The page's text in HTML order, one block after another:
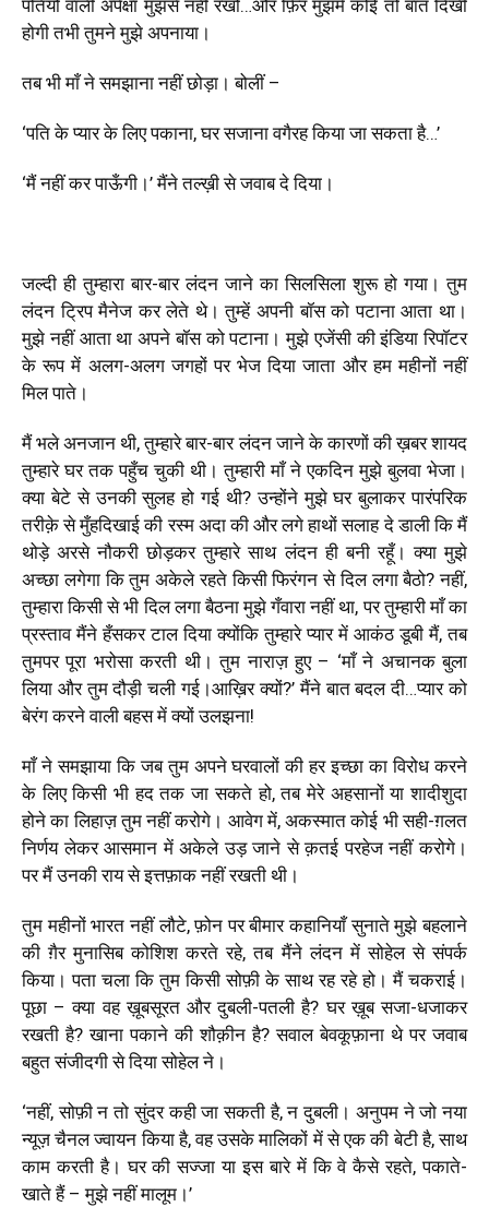
पतियों वाली अपेक्षा मुझसे नहीं रखो…और फ़िर मुझमें कोई तो बात दिखी
होगी तभी तुमने मुझे अपनाया।
तब भी माँ ने समझाना नहीं छोड़ा। बोलीं –
‘पति के प्यार के लिए पकाना, घर सजाना वगैरह किया जा सकता है…’
‘मैं नहीं कर पाऊँगी।’मैंने तल्ख़ी से जवाब दे दिया।
जल्दी ही तुम्हारा बार-बार लंदन जाने का सिलसिला शुरू हो गया। तुम
लंदन ट्रिप मैनेज कर लेते थे। तुम्हें अपनी बॉस को पटाना आता था।
मुझे नहीं आता था अपने बॉस को पटाना। मुझे एजेंसी की इंडिया रिपॉटर
के रूप में अलग-अलग जगहों पर भेज दिया जाता और हम महीनों नहीं
मिल पाते।
मैं भले अनजान थी, तुम्हारे बार-बार लंदन जाने के कारणों की ख़बर शायद
तुम्हारे घर तक पहुँच चुकी थी। तुम्हारी माँ ने एकदिन मुझे बुलवा भेजा।
क्या बेटे से उनकी सुलह हो गई थी? उन्होंने मुझे घर बुलाकर पारंपरिक
तरीक़े से मुँहदिखाई की रस्म अदा की और लगे हाथों सलाह दे डाली कि मैं
थोड़े अरसे नौकरी छोड़कर तुम्हारे साथ लंदन ही बनी रहूँ। क्या मुझे
अच्छा लगेगा कि तुम अकेले रहते किसी फिरंगन से दिल लगा बैठो? नहीं,
तुम्हारा किसी से भी दिल लगा बैठना मुझे गँवारा नहीं था, पर तुम्हारी माँ का
प्रस्ताव मैंने हँसकर टाल दिया क्योंकि तुम्हारे प्यार में आकंठ डूबी मैं, तब
तुमपर पूरा भरोसा करती थी। तुम नाराज़ हुए – ‘माँ ने अचानक बुला
लिया और तुम दौड़ी चली गई।आख़िर क्यों?’मैंने बात बदल दी…प्यार को
बेरंग करने वाली बहस में क्यों उलझना!
माँ ने समझाया कि जब तुम अपने घरवालों की हर इच्छा का विरोध करने
के लिए किसी भी हद तक जा सकते हो, तब मेरे अहसानों या शादीशुदा
होने का लिहाज़ तुम नहीं करोगे। आवेग में, अकस्मात कोई भी सही-ग़लत
निर्णय लेकर आसमान में अकेले उड़ जाने से क़तई परहेज नहीं करोगे।
पर मैं उनकी राय से इत्तफ़ाक नहीं रखती थी।
तुम महीनों भारत नहीं लौटे, फ़ोन पर बीमार कहानियाँ सुनाते मुझे बहलाने
की ग़ैर मुनासिब कोशिश करते रहे, तब मैंने लंदन में सोहेल से संपर्क
किया। पता चला कि तुम किसी सोफ़ी के साथ रह रहे हो। मैं चकराई।
पूछा – क्या वह ख़ूबसूरत और दुबली-पतली है? घर ख़ूब सजा-धजाकर
रखती है? खाना पकाने की शौक़ीन है? सवाल बेवकूफ़ाना थे पर जवाब
बहुत संजीदगी से दिया सोहेल ने।
‘नहीं, सोफ़ी न तो सुंदर कही जा सकती है, न दुबली। अनुपम ने जो नया
न्यूज़ चैनल ज्वायन किया है, वह उसके मालिकों में से एक की बेटी है, साथ
काम करती है। घर की सज्जा या इस बारे में कि वे कैसे रहते, पकाते-
खाते हैं – मुझे नहीं मालूम।’